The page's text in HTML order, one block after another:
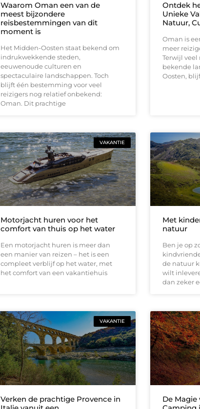
Waarom Oman een van de
meest bijzondere
reisbestemmingen van dit
moment is
Het Midden-Oosten staat bekend om
indrukwekkende steden,
eeuwenoude culturen en
spectaculaire landschappen. Toch
blijft één bestemming voor veel
reizigers nog relatief onbekend:
Oman. Dit prachtige
Ontdek
Unieke
Natuur,
Oman is
meer
Terwijl veel
bekende
Oosten,
VAKANTIE
Motorjacht huren voor het
comfort van thuis op het water
Een motorjacht huren is meer dan
een manier van reizen – het is een
compleet verblijf op het water, met
het comfort van een vakantiehuis
Met
natuur
Ben je op
de natuur
wilt
dan zeker
VAKANTIE
Verken de prachtige Provence in
De Magie